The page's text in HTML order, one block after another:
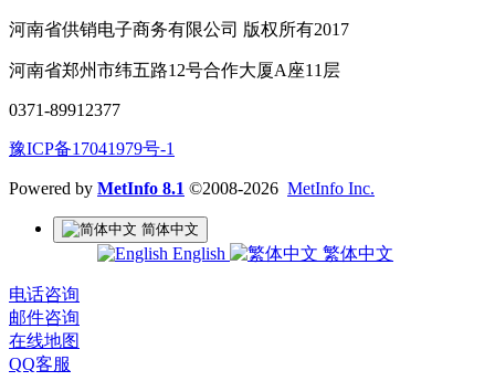
河南省供销电子商务有限公司 版权所有2017
河南省郑州市纬五路12号合作大厦A座11层
0371-89912377
豫ICP备17041979号-1
Powered by MetInfo 8.1 ©2008-2026 MetInfo Inc.
简体中文
English 繁体中文
电话咨询
邮件咨询
在线地图
QQ客服